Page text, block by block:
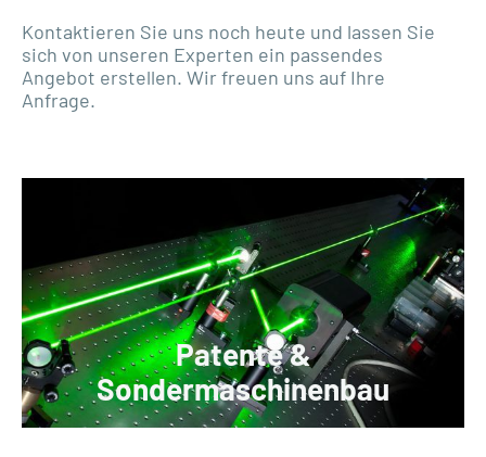
Kontaktieren Sie uns noch heute und lassen Sie
sich von unseren Experten ein passendes
Angebot erstellen. Wir freuen uns auf Ihre
Anfrage.
Patente &
Sondermaschinenbau